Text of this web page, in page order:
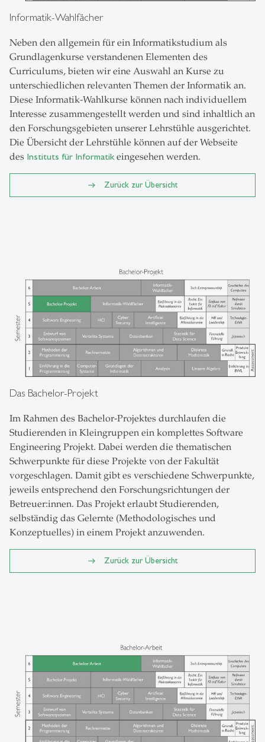
Informatik-Wahlfächer
Neben den allgemein für ein Informatikstudium als
Grundlagenkurse verstandenen Elementen des
Curriculums, bieten wir eine Auswahl an Kurse zu
unterschiedlichen relevanten Themen der Informatik an.
Diese Informatik-Wahlkurse können nach individuellem
Interesse zusammengestellt werden und sind inhaltlich an
den Forschungsgebieten unserer Lehrstühle ausgerichtet.
Die Übersicht der Lehrstühle können auf der Webseite
des Instituts für Informatikeingesehen werden.
Zurück zur Übersicht
Das Bachelor-Projekt
Im Rahmen des Bachelor-Projektes durchlaufen die
Studierenden in Kleingruppen ein komplettes Software
Engineering Projekt. Dabei werden die thematischen
Schwerpunkte für diese Projekte von der Fakultät
vorgeschlagen. Damit gibt es verschiedene Schwerpunkte,
jeweils entsprechend den Forschungsrichtungen der
Betreuer:innen. Das Projekt erlaubt Studierenden,
selbständig das Gelernte (Methodologisches und
Konzeptuelles) in einem Projekt anzuwenden.
Zurück zur Übersicht